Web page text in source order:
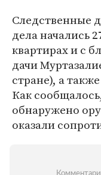
Следственные
дела начались
квартирах и с
дачи
стране), а
Как
обнаружено
оказали